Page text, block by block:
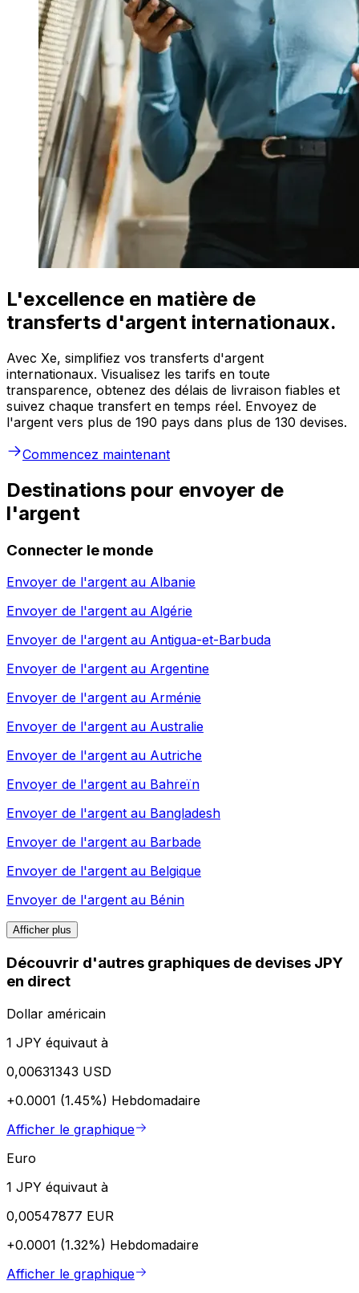
L'excellence en matière de
transferts d'argent internationaux.
Avec Xe, simplifiez vos transferts d'argent
internationaux. Visualisez les tarifs en toute
transparence, obtenez des délais de livraison fiables et
suivez chaque transfert en temps réel. Envoyez de
l'argent vers plus de 190 pays dans plus de 130 devises.
Commencez maintenant
Destinations pour envoyer de
l'argent
Connecter le monde
Envoyer de l'argent au Albanie
Envoyer de l'argent au Algérie
Envoyer de l'argent au Antigua-et-Barbuda
Envoyer de l'argent au Argentine
Envoyer de l'argent au Arménie
Envoyer de l'argent au Australie
Envoyer de l'argent au Autriche
Envoyer de l'argent au Bahreïn
Envoyer de l'argent au Bangladesh
Envoyer de l'argent au Barbade
Envoyer de l'argent au Belgique
Envoyer de l'argent au Bénin
Afficher plus
Découvrir d'autres graphiques de devises JPY
en direct
Dollar américain
1 JPY équivaut à
0,00631343 USD
+0.0001 (1.45%) Hebdomadaire
Afficher le graphique
Euro
1 JPY équivaut à
0,00547877 EUR
+0.0001 (1.32%) Hebdomadaire
Afficher le graphique